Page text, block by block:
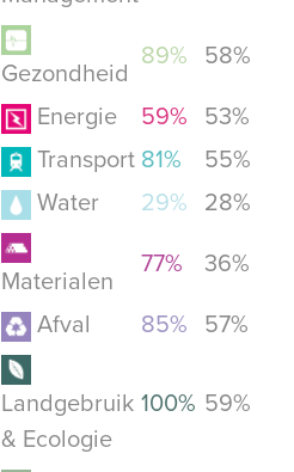
Gezondheid
89% 58%
Energie 59%
53%
Transport 81%
55%
Water
29% 28%
Materialen
77% 36%
Afval 85% 57%
Landgebruik
& Ecologie
100% 59%